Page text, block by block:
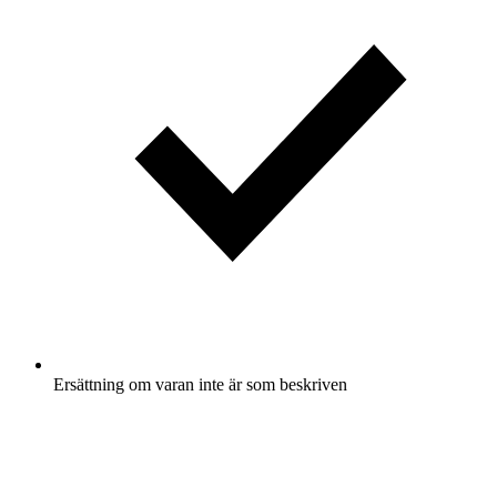
Ersättning om varan inte är som beskriven